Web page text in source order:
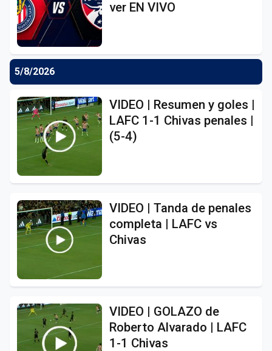
ver EN VIVO
5/8/2026
VIDEO | Resumen y goles |
LAFC 1-1 Chivas penales |
(5-4)
VIDEO | Tanda de penales
completa | LAFC vs
Chivas
VIDEO | GOLAZO de
Roberto Alvarado | LAFC
1-1 Chivas